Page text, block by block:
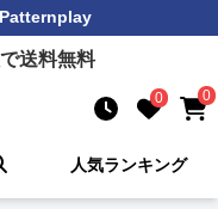
Patternplay
送料無料
0 0
人気ランキング